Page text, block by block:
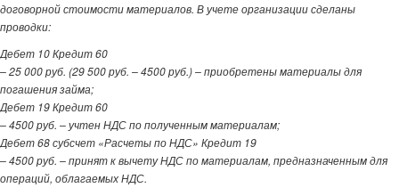
договорной стоимости материалов. В учете организации сделаны
проводки:
Дебет 10 Кредит 60
– 25 000 руб. (29 500 руб. – 4500 руб.) – приобретены материалы для
погашения займа;
Дебет 19 Кредит 60
– 4500 руб. – учтен НДС по полученным материалам;
Дебет 68 субсчет «Расчеты по НДС» Кредит 19
– 4500 руб. – принят к вычету НДС по материалам, предназначенным для
операций, облагаемых НДС.